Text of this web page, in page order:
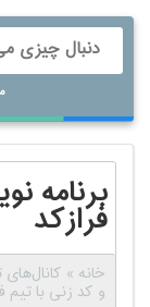
برنامه
فرازکد
خانه » کانال‌های
و کد زنی با تیم